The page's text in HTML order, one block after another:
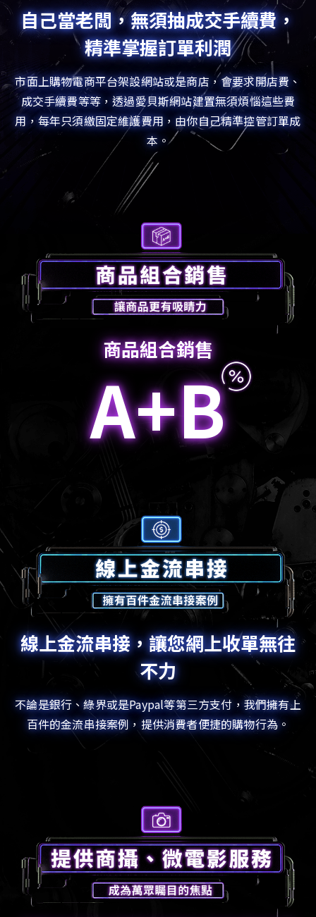
自己當老闆，無須抽成交手續費，
精準掌握訂單利潤
市面上購物電商平台架設網站或是商店，會要求開店費、
成交手續費等等，透過愛貝斯網站建置無須煩惱這些費
用，每年只須繳固定維護費用，由你自己精準控管訂單成
本。
商品組合銷售
A+B
線上金流串接，讓您網上收單無往
不力
不論是銀行、綠界或是Paypal等第三方支付，我們擁有上
百件的金流串接案例，提供消費者便捷的購物行為。